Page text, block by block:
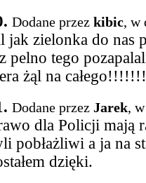
Dodane przez kibic, w
jak zielonka do nas
pelno tego
żąl na
Dodane przez Jarek,
dla Policji mają
pobłażliwi a ja na
dzięki.